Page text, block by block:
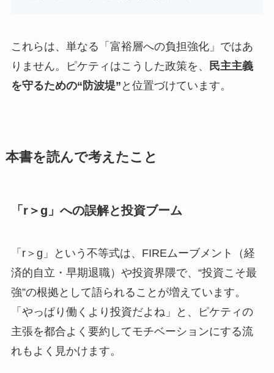
これらは、単なる「富裕層への負担強化」ではあ
りません。ピケティはこうした政策を、 民主主義
を守るための“防波堤” と位置づけています。
本書を読んで考えたこと
「r＞g」への誤解と投資ブーム
「r＞g」という不等式は、FIREムーブメント（経
済的自立・早期退職）や投資界隈で、“投資こそ最
強”の根拠として語られることが増えています。
「やっぱり働くより投資だよね」と、ピケティの
主張を都合よく要約してモチベーションにする流
れもよく見かけます。